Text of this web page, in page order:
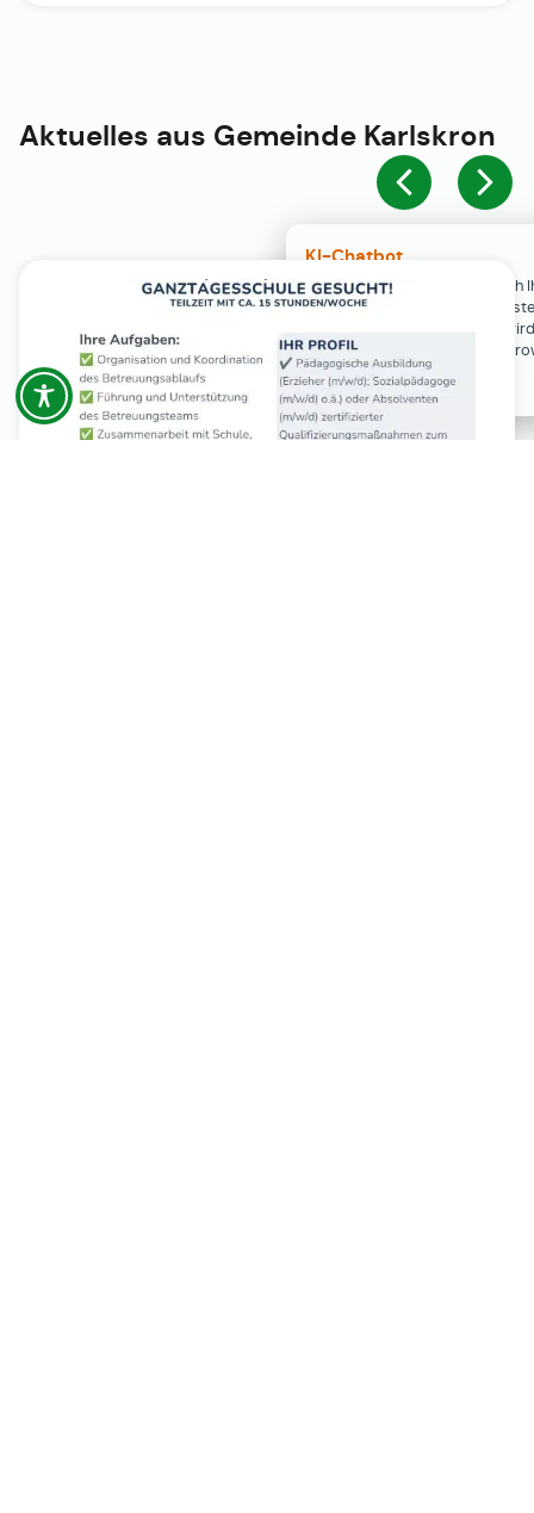
KI-Chatbot
Der KI-Chatbot steht erst nach
Einwilligung in den Cookie-
Verfügung. Der Chat-Verlauf
ausschließlich lokal in Ihrem
gespeichert.
Aktuelles aus Gemeinde Karlskron